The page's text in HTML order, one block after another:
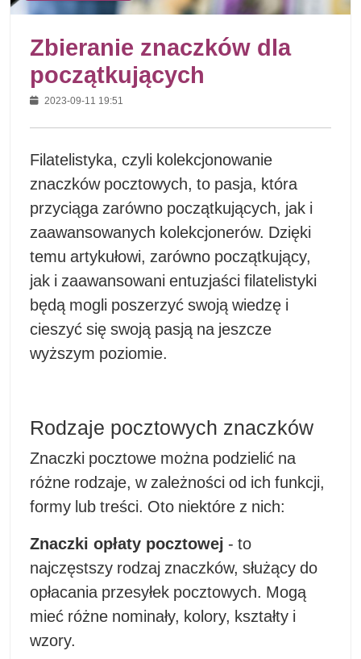
Zbieranie znaczków dla
początkujących
2023-09-11 19:51
Filatelistyka, czyli kolekcjonowanie
znaczków pocztowych, to pasja, która
przyciąga zarówno początkujących, jak i
zaawansowanych kolekcjonerów. Dzięki
temu artykułowi, zarówno początkujący,
jak i zaawansowani entuzjaści filatelistyki
będą mogli poszerzyć swoją wiedzę i
cieszyć się swoją pasją na jeszcze
wyższym poziomie.
Rodzaje pocztowych znaczków
Znaczki pocztowe można podzielić na
różne rodzaje, w zależności od ich funkcji,
formy lub treści. Oto niektóre z nich:
Znaczki opłaty pocztowej - to
najczęstszy rodzaj znaczków, służący do
opłacania przesyłek pocztowych. Mogą
mieć różne nominały, kolory, kształty i
wzory.